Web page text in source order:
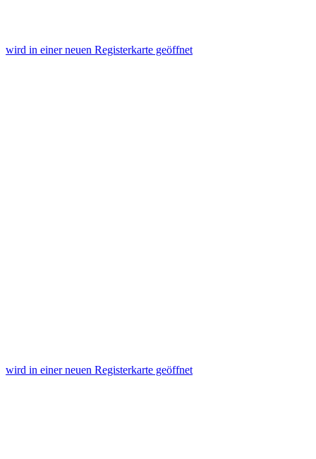
wird in einer neuen Registerkarte geöffnet
wird in einer neuen Registerkarte geöffnet